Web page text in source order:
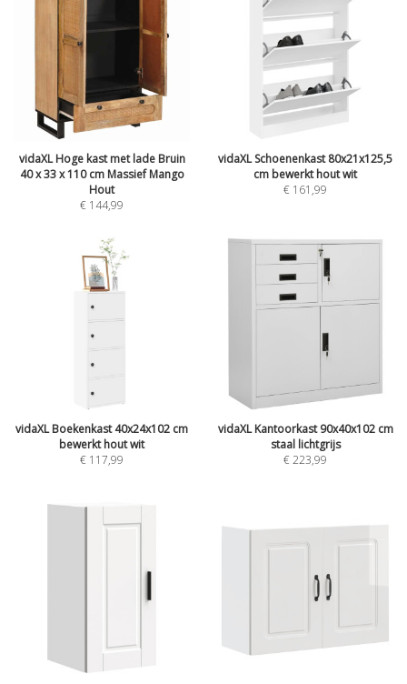
vidaXL Hoge kast met lade Bruin
40 x 33 x 110 cm Massief Mango
Hout
€ 144,99
vidaXL Schoenenkast 80x21x125,5
cm bewerkt hout wit
€ 161,99
vidaXL Boekenkast 40x24x102 cm
bewerkt hout wit
€ 117,99
vidaXL Kantoorkast 90x40x102 cm
staal lichtgrijs
€223,99